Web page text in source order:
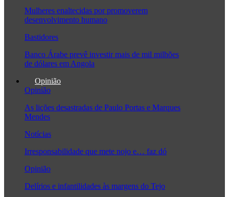
Mulheres enaltecidas por promoverem
desenvolvimento humano
Bastidores
Banco Árabe prevê investir mais de mil milhões
de dólares em Angola
Opinião
Opinião
As lições desastradas de Paulo Portas e Marques
Mendes
Notícias
Irresponsabilidade que mete nojo e… faz dó
Opinião
Delírios e infantilidades às margens do Tejo